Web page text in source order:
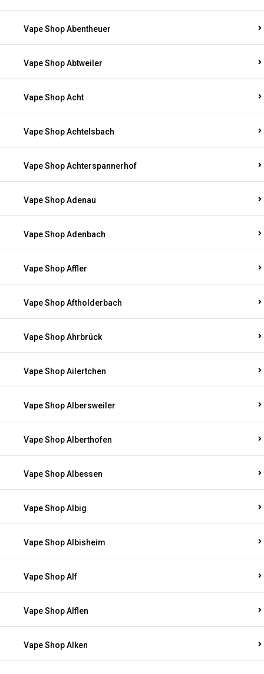
Vape Shop Abentheuer
Vape Shop Abtweiler
Vape Shop Acht
Vape Shop Achtelsbach
Vape Shop Achterspannerhof
Vape Shop Adenau
Vape Shop Adenbach
Vape Shop Affler
Vape Shop Aftholderbach
Vape Shop Ahrbrück
Vape Shop Ailertchen
Vape Shop Albersweiler
Vape Shop Alberthofen
Vape Shop Albessen
Vape Shop Albig
Vape Shop Albisheim
Vape Shop Alf
Vape Shop Alflen
Vape Shop Alken